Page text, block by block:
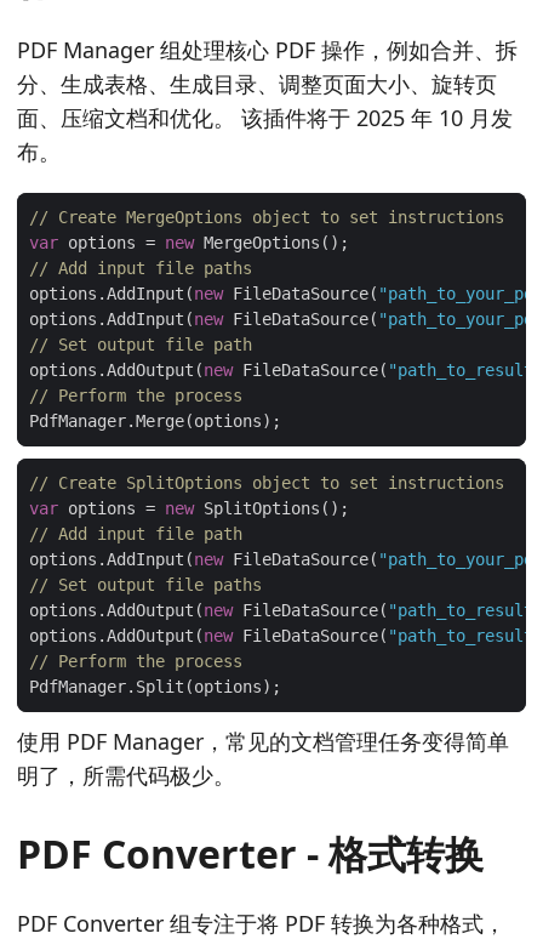
PDF Manager 组处理核心 PDF 操作，例如合并、拆
分、生成表格、生成目录、调整页面大小、旋转页
面、压缩文档和优化。 该插件将于 2025 年 10 月发
布。
// Create MergeOptions object to set instructions
var options = new
// Add input file paths
options.AddInput(new FileDataSource(
options.AddInput(new FileDataSource(
// Set output file path
options.AddOutput(new FileDataSource(
// Perform the process
// Create SplitOptions object to set instructions
var options = new
// Add input file path
options.AddInput(new FileDataSource(
// Set output file paths
options.AddOutput(new FileDataSource(
options.AddOutput(new FileDataSource(
// Perform the process
使用 PDF Manager，常见的文档管理任务变得简单
明了，所需代码极少。
PDF Converter - 格式转换
PDF Converter 组专注于将 PDF 转换为各种格式，